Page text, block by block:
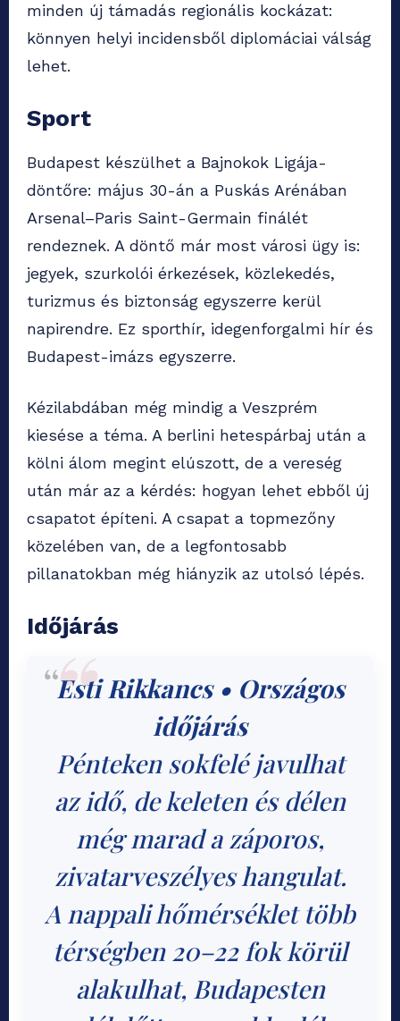
minden új támadás regionális kockázat:
könnyen helyi incidensből diplomáciai válság
lehet.
Sport
Budapest készülhet a Bajnokok Ligája-
döntőre: május 30-án a Puskás Arénában
Arsenal–Paris Saint-Germain finálét
rendeznek. A döntő már most városi ügy is:
jegyek, szurkolói érkezések, közlekedés,
turizmus és biztonság egyszerre kerül
napirendre. Ez sporthír, idegenforgalmi hír és
Budapest-imázs egyszerre.
Kézilabdában még mindig a Veszprém
kiesése a téma. A berlini hetespárbaj után a
kölni álom megint elúszott, de a vereség
után már az a kérdés: hogyan lehet ebből új
csapatot építeni. A csapat a topmezőny
közelében van, de a legfontosabb
pillanatokban még hiányzik az utolsó lépés.
Időjárás
Esti Rikkancs • Országos
időjárás
Pénteken sokfelé javulhat
az idő, de keleten és délen
még marad a záporos,
zivatarveszélyes hangulat.
A nappali hőmérséklet több
térségben 20–22 fok körül
alakulhat, Budapesten